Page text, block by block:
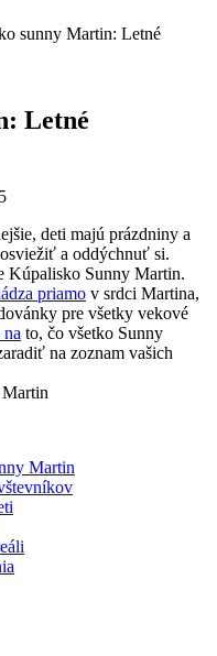
sunny Martin: Letné
Letné
deti majú prázdniny a
a oddýchnuť si.
Kúpalisko Sunny Martin.
priamo v srdci Martina,
pre všetky vekové
to, čo všetko Sunny
na zoznam vašich
Martin